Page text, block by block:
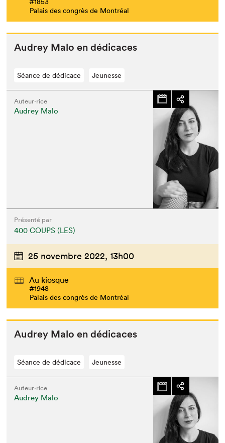
Palais des congrès de Montréal
Audrey Malo en dédicaces
Séance de dédicace Jeunesse
Auteur·rice
Audrey Malo
Présenté par
400 COUPS (LES)
25 novembre 2022, 13h00
Au kiosque
#1948
Palais des congrès de Montréal
Audrey Malo en dédicaces
Séance de dédicace Jeunesse
Auteur·rice
Audrey Malo